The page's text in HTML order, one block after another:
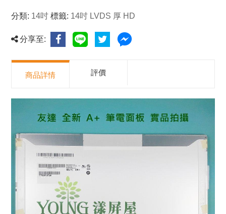
分類: 14吋 標籤: 14吋 LVDS 厚 HD
分享至:
商品詳情 評價